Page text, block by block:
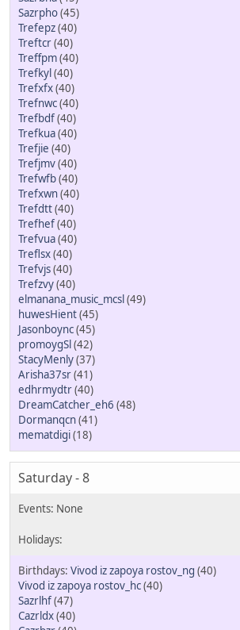
Sazrpho(45)
Trefepz(40)
Treftcr(40)
Treffpm(40)
Trefkyl(40)
Trefxfx(40)
Trefnwc(40)
Trefbdf(40)
Trefkua(40)
Trefjie (40)
Trefjmv(40)
Trefwfb(40)
Trefxwn(40)
Trefdtt(40)
Trefhef(40)
Trefvua(40)
Treflsx(40)
Trefvjs(40)
Trefzvy(40)
elmanana_music_mcsl(49)
huwesHient(45)
Jasonboync(45)
promoygSl(42)
StacyMenly(37)
Arisha37sr(41)
edhrmydtr(40)
DreamCatcher_eh6 (48)
Dormanqcn(41)
mematdigi(18)
Saturday - 8
Vivod iz zapoya rostov_ng (40)
Vivod iz zapoya rostov_hc(40)
Sazrlhf(47)
Cazrldx(40)